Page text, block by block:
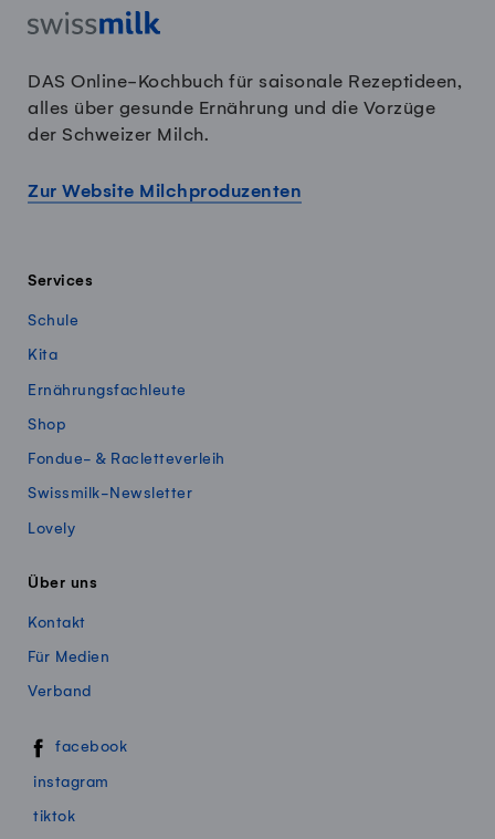
DAS Online-Kochbuch für saisonale Rezeptideen,
alles über gesunde Ernährung und die Vorzüge
der Schweizer Milch.
Zur Website Milchproduzenten
Services
Schule
Kita
Ernährungsfachleute
Shop
Fondue- & Racletteverleih
Swissmilk-Newsletter
Lovely
Über uns
Kontakt
Für Medien
Verband
Swissmillk auf Social Media
facebook
instagram
tiktok